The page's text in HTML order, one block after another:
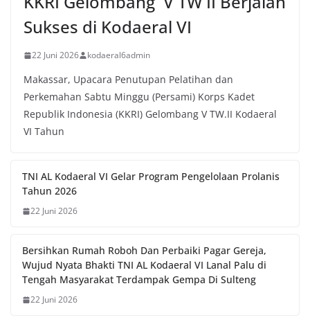
Sukses di Kodaeral VI
22 Juni 2026 kodaeral6admin
Makassar, Upacara Penutupan Pelatihan dan
Perkemahan Sabtu Minggu (Persami) Korps Kadet
Republik Indonesia (KKRI) Gelombang V TW.II Kodaeral
VI Tahun
TNI AL Kodaeral VI Gelar Program Pengelolaan Prolanis
Tahun 2026
22 Juni 2026
Bersihkan Rumah Roboh Dan Perbaiki Pagar Gereja,
Wujud Nyata Bhakti TNI AL Kodaeral VI Lanal Palu di
Tengah Masyarakat Terdampak Gempa Di Sulteng
22 Juni 2026